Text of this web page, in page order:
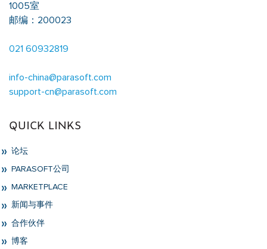
1005室
邮编：200023
021 60932819
info-china@parasoft.com
support-cn@parasoft.com
QUICK LINKS
论坛
PARASOFT公司
MARKETPLACE
新闻与事件
合作伙伴
博客